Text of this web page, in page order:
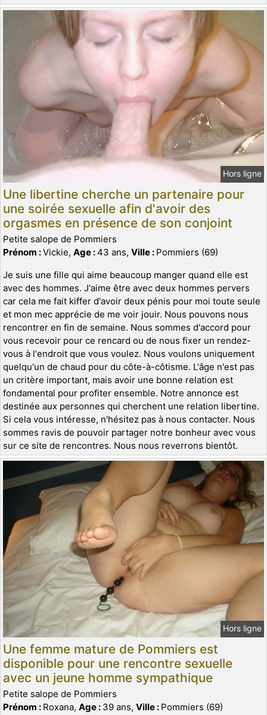
Hors ligne
Une libertine cherche un partenaire pour
une soirée sexuelle afin d'avoir des
orgasmes en présence de son conjoint
Petite salope de Pommiers
Prénom :Vickie, Age :43 ans, Ville : Pommiers (69)
Je suis une fille qui aime beaucoup manger quand elle est
avec des hommes. J'aime être avec deux hommes pervers
car cela me fait kiffer d'avoir deux pénis pour moi toute seule
et mon mec apprécie de me voir jouir. Nous pouvons nous
rencontrer en fin de semaine. Nous sommes d'accord pour
vous recevoir pour ce rencard ou de nous fixer un rendez-
vous à l'endroit que vous voulez. Nous voulons uniquement
quelqu'un de chaud pour du côte-à-côtisme. L'âge n'est pas
un critère important, mais avoir une bonne relation est
fondamental pour profiter ensemble. Notre annonce est
destinée aux personnes qui cherchent une relation libertine.
Si cela vous intéresse, n'hésitez pas à nous contacter. Nous
sommes ravis de pouvoir partager notre bonheur avec vous
sur ce site de rencontres. Nous nous reverrons bientôt.
Hors ligne
Une femme mature de Pommiers est
disponible pour une rencontre sexuelle
avec un jeune homme sympathique
Petite salope de Pommiers
Prénom : Roxana, Age : 39 ans, Ville : Pommiers (69)